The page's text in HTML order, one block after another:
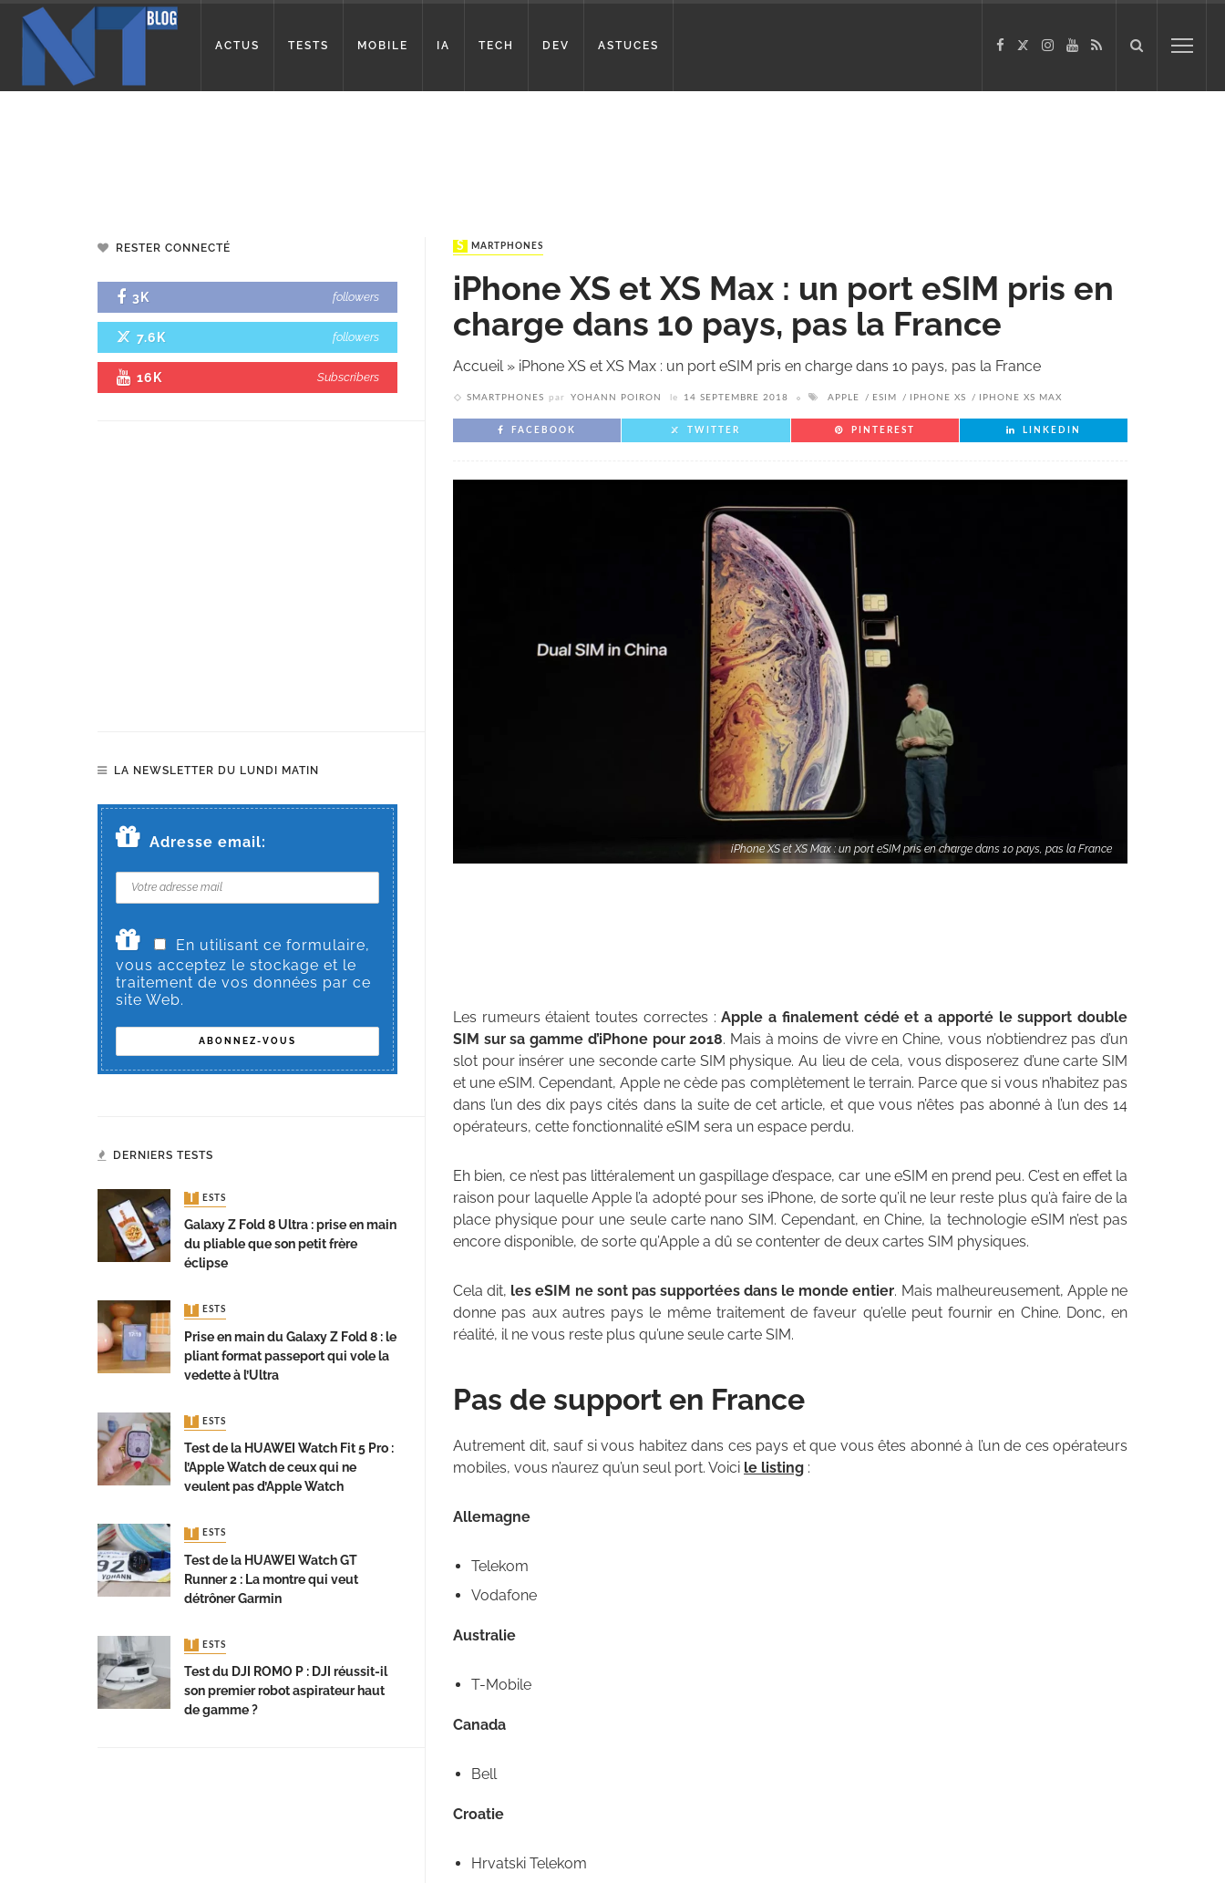
ACTUS TESTS MOBILE IA TECH DEV ASTUCES
SMARTPHONES
iPhone XS et XS Max : un port eSIM pris en
charge dans 10 pays, pas la France
Accueil» iPhone XS et XS Max : un port eSIM pris en charge dans 10 pays, pas la France
SMARTPHONES par YOHANN POIRON le 14 SEPTEMBRE 2018 APPLE ESIM IPHONE XS IPHONE XS MAX
FACEBOOK TWITTER PINTEREST LINKEDIN
iPhone XS et XS Max : un port eSIM pris en charge dans 10 pays, pas la France
Les rumeurs étaient toutes correctes :Apple a finalement cédé et a apporté le support double
SIM sur sa gamme d’iPhone pour 2018. Mais à moins de vivre en Chine, vous n’obtiendrez pas d’un
slot pour insérer une seconde carte SIM physique. Au lieu de cela, vous disposerez d’une carte SIM
et une eSIM. Cependant, Apple ne cède pas complètement le terrain. Parce que si vous n’habitez pas
dans l’un des dix pays cités dans la suite de cet article, et que vous n’êtes pas abonné à l’un des 14
opérateurs, cette fonctionnalité eSIM sera un espace perdu.
Eh bien, ce n’est pas littéralement un gaspillage d’espace, car une eSIM en prend peu. C’est en effet la
raison pour laquelle Apple l’a adopté pour ses iPhone, de sorte qu’il ne leur reste plus qu’à faire de la
place physique pour une seule carte nano SIM. Cependant, en Chine, la technologie eSIM n’est pas
encore disponible, de sorte qu’Apple a dû se contenter de deux cartes SIM physiques.
Cela dit, les eSIM ne sont pas supportées dans le monde entier. Mais malheureusement, Apple ne
donne pas aux autres pays le même traitement de faveur qu’elle peut fournir en Chine. Donc, en
réalité, il ne vous reste plus qu’une seule carte SIM.
Pas de support en France
Autrement dit, sauf si vous habitez dans ces pays et que vous êtes abonné à l’un de ces opérateurs
mobiles, vous n’aurez qu’un seul port. Voici le listing :
Allemagne
Telekom
Vodafone
Australie
T-Mobile
Canada
Bell
Croatie
Hrvatski Telekom
RESTER CONNECTÉ
3K followers
7.6K followers
16K Subscribers
LA NEWSLETTER DU LUNDI MATIN
Adresse email:
En utilisant ce formulaire,
vous acceptez le stockage et le
traitement de vos données par ce
site Web.
DERNIERS TESTS
TESTS
Galaxy Z Fold 8 Ultra : prise en main
du pliable que son petit frère
éclipse
TESTS
Prise en main du Galaxy Z Fold 8 : le
pliant format passeport qui vole la
vedette à l’Ultra
TESTS
Test de la HUAWEI Watch Fit 5 Pro :
l’Apple Watch de ceux qui ne
veulent pas d’Apple Watch
TESTS
Test de la HUAWEI Watch GT
Runner 2 : La montre qui veut
détrôner Garmin
TESTS
Test du DJI ROMO P : DJI réussit-il
son premier robot aspirateur haut
de gamme ?